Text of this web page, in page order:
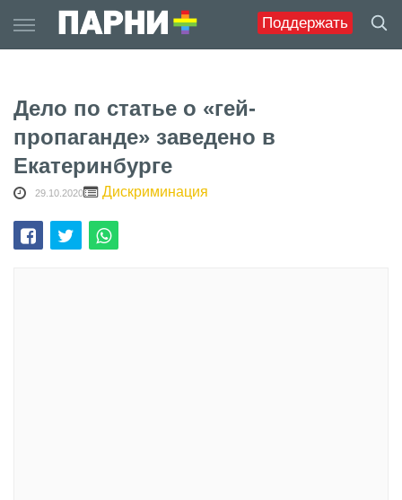
Поддержать
to
content
Дело по статье о «гей-
пропаганде» заведено в
Екатеринбурге
29.10.2020 Дискриминация